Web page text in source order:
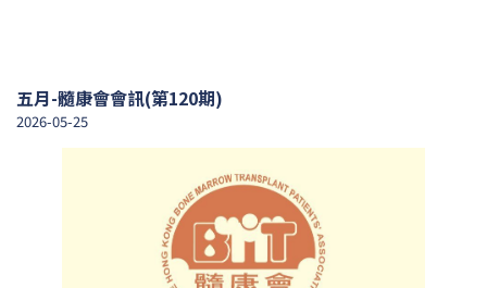
五月-髓康會會訊(第120期)
2026-05-25